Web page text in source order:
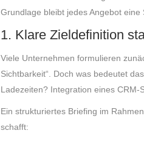
Grundlage bleibt jedes Angebot
1. Klare Zieldefinition
Viele Unternehmen formulieren
Sichtbarkeit“. Doch was bedeutet
Ladezeiten? Integration eines CRM-
Ein strukturiertes Briefing im
schafft: